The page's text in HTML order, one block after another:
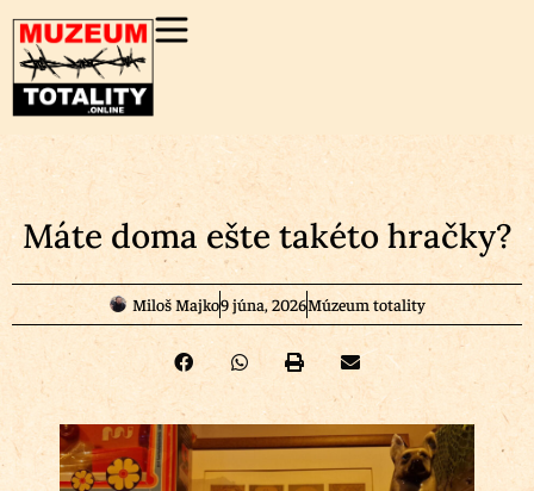
Máte doma ešte takéto hračky?
Miloš Majko9 júna, 2026Múzeum totality